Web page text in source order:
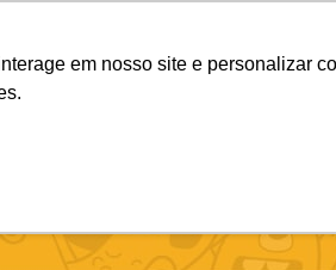
em nosso site e personalizar